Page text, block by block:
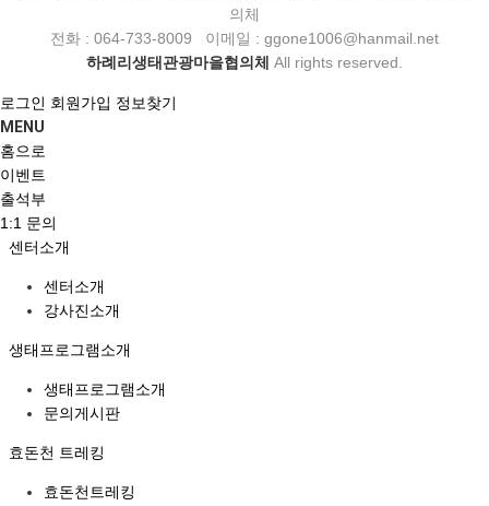
의체
전화 : 064-733-8009 이메일 : ggone1006@hanmail.net
하례리생태관광마을협의체 All rights reserved.
로그인 회원가입 정보찾기
MENU
홈으로
이벤트
출석부
1:1 문의
센터소개
센터소개
강사진소개
생태프로그램소개
생태프로그램소개
문의게시판
효돈천 트레킹
효돈천트레킹